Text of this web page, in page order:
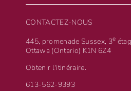
CONTACTEZ-NOUS
445, promenade Sussex, 3e
Ottawa (Ontario) K1N 6Z4
Obtenir l'itinéraire.
613-562-9393